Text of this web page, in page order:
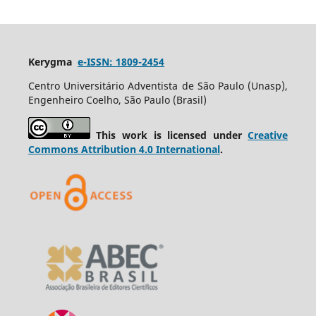
Kerygma e-ISSN: 1809-2454
Centro Universitário Adventista de São Paulo (Unasp),
Engenheiro Coelho, São Paulo (Brasil)
This work is licensed underCreative
Commons Attribution 4.0 International.